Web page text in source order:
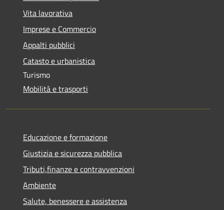
Vita lavorativa
Imprese e Commercio
Appalti pubblici
Catasto e urbanistica
Turismo
Mobilità e trasporti
Educazione e formazione
Giustizia e sicurezza pubblica
Tributi,finanze e contravvenzioni
Ambiente
Salute, benessere e assistenza